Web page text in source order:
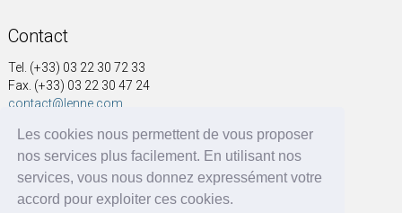
Les cookies nous permettent de vous proposer
nos services plus facilement. En utilisant nos
services, vous nous donnez expressément votre
accord pour exploiter ces cookies.
Contact
Tel. (+33) 03 22 30 72 33
Fax. (+33) 03 22 30 47 24
contact@lenne.com
Adresse
SOCIÉTÉ NOUVELLE A&G LENNE
41, rue Voltaire